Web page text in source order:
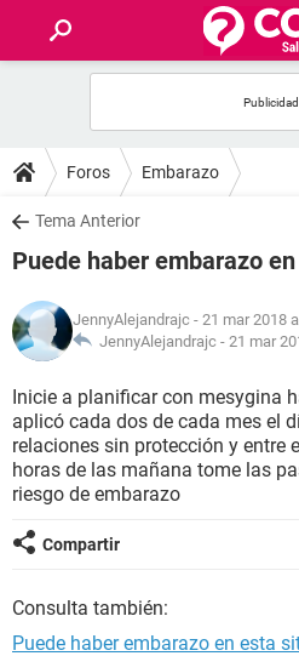
FOROS
SALUD
NUTRICIÓN
BIENESTAR
SEXUALIDAD
GLOSARIO
Foros Embarazo
Tema Anterior
Puede haber embarazo
JennyAlejandrajc - 21 mar 2018
JennyAlejandrajc - 21 mar
Inicie a planificar con mesygina
aplicó cada dos de cada mes el
relaciones sin protección y entre
horas de las mañana tome las
riesgo de embarazo
Compartir
Consulta también:
Puede haber embarazo en esta